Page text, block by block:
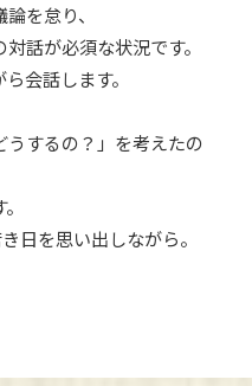
を怠り、
話が必須な状況です。
会話します。
するの？」を考えたの
日を思い出しながら。